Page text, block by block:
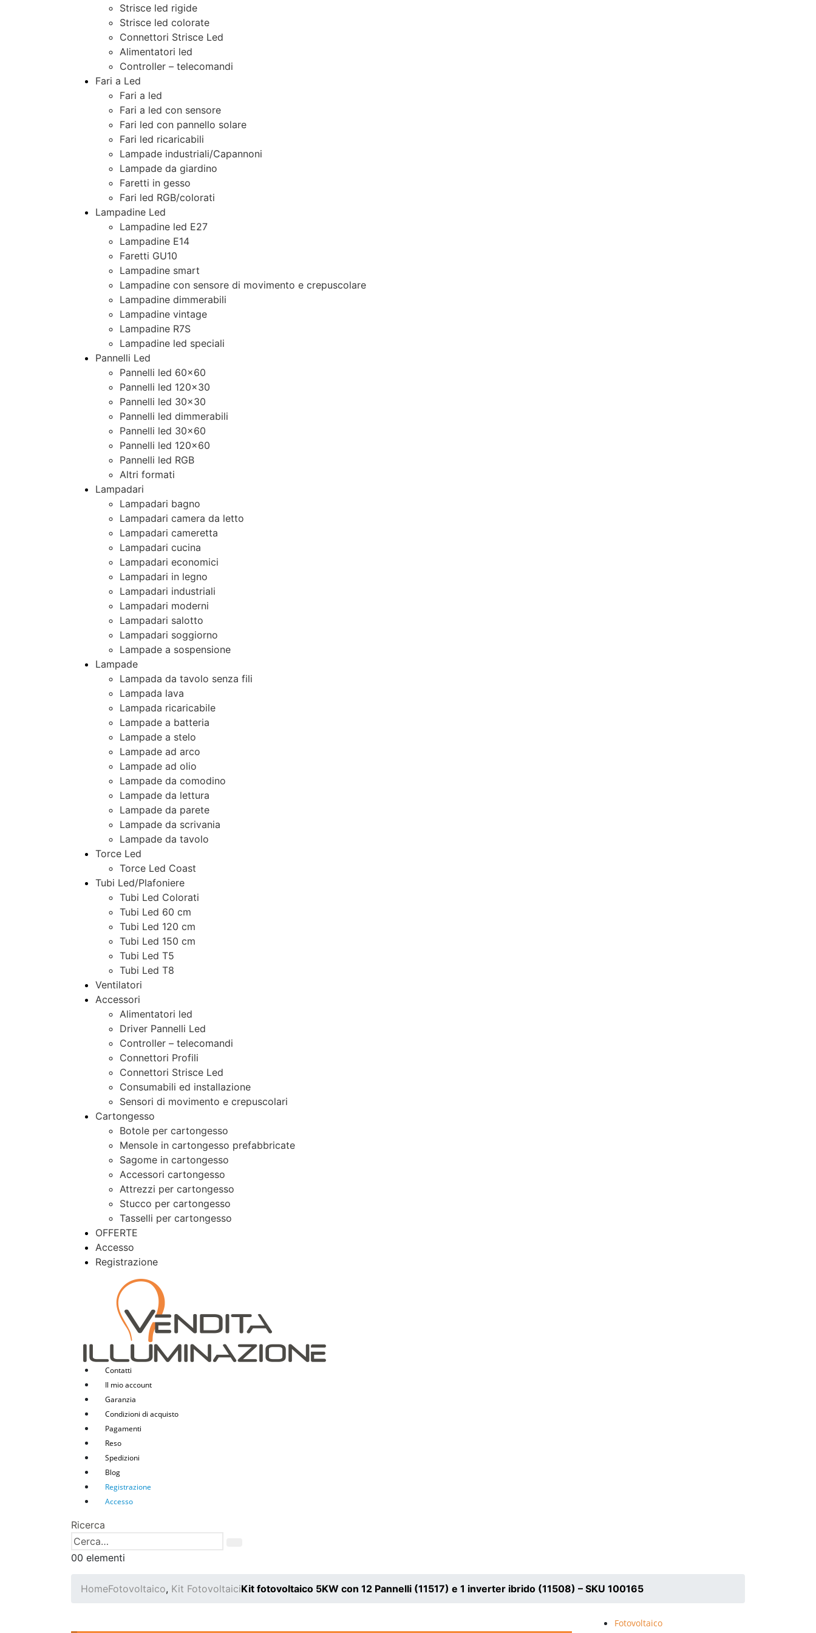
Strisce led rigide
Strisce led colorate
Connettori Strisce Led
Alimentatori led
Controller – telecomandi
Fari a Led
Fari a led
Fari a led con sensore
Fari led con pannello solare
Fari led ricaricabili
Lampade industriali/Capannoni
Lampade da giardino
Faretti in gesso
Fari led RGB/colorati
Lampadine Led
Lampadine led E27
Lampadine E14
Faretti GU10
Lampadine smart
Lampadine con sensore di movimento e crepuscolare
Lampadine dimmerabili
Lampadine vintage
Lampadine R7S
Lampadine led speciali
Pannelli Led
Pannelli led 60×60
Pannelli led 120×30
Pannelli led 30×30
Pannelli led dimmerabili
Pannelli led 30×60
Pannelli led 120×60
Pannelli led RGB
Altri formati
Lampadari
Lampadari bagno
Lampadari camera da letto
Lampadari cameretta
Lampadari cucina
Lampadari economici
Lampadari in legno
Lampadari industriali
Lampadari moderni
Lampadari salotto
Lampadari soggiorno
Lampade a sospensione
Lampade
Lampada da tavolo senza fili
Lampada lava
Lampada ricaricabile
Lampade a batteria
Lampade a stelo
Lampade ad arco
Lampade ad olio
Lampade da comodino
Lampade da lettura
Lampade da parete
Lampade da scrivania
Lampade da tavolo
Torce Led
Torce Led Coast
Tubi Led/Plafoniere
Tubi Led Colorati
Tubi Led 60 cm
Tubi Led 120 cm
Tubi Led 150 cm
Tubi Led T5
Tubi Led T8
Ventilatori
Accessori
Alimentatori led
Driver Pannelli Led
Controller – telecomandi
Connettori Profili
Connettori Strisce Led
Consumabili ed installazione
Sensori di movimento e crepuscolari
Cartongesso
Botole per cartongesso
Mensole in cartongesso prefabbricate
Sagome in cartongesso
Accessori cartongesso
Attrezzi per cartongesso
Stucco per cartongesso
Tasselli per cartongesso
OFFERTE
Accesso
Registrazione
Contatti
Il mio account
Garanzia
Condizioni di acquisto
Pagamenti
Reso
Spedizioni
Blog
Registrazione
Accesso
Ricerca
00 elementi
HomeFotovoltaico, Kit FotovoltaiciKit fotovoltaico 5KW con 12 Pannelli (11517) e 1 inverter ibrido (11508) – SKU 100165
Fotovoltaico